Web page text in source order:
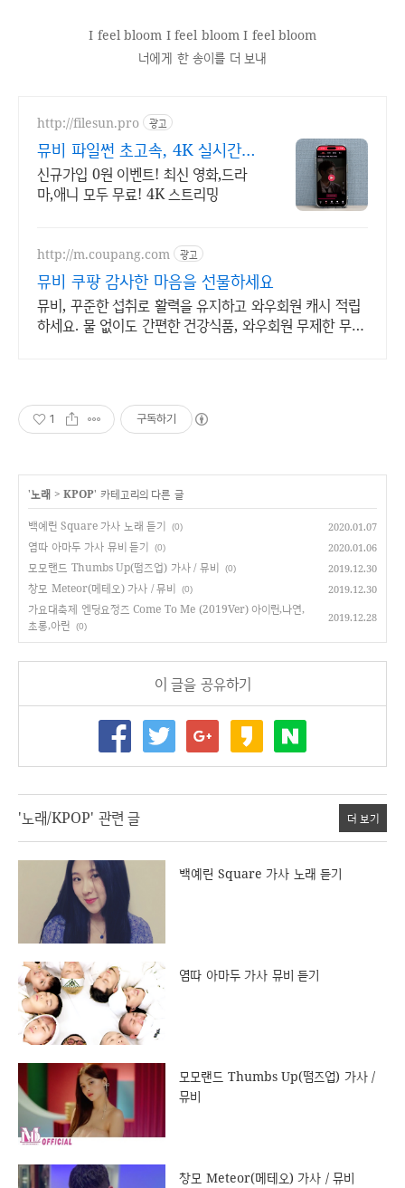
I feel bloom I feel bloom I feel bloom
너에게 한 송이를 더 보내
http://filesun.pro 광고
뮤비 파일썬 초고속, 4K 실시간
보기!
신규가입 0원 이벤트! 최신 영화,드라
마,애니 모두 무료! 4K 스트리밍
http://m.coupang.com 광고
뮤비 쿠팡 감사한 마음을 선물하세요
뮤비, 꾸준한 섭취로 활력을 유지하고 와우회원 캐시 적립
하세요. 물 없이도 간편한 건강식품, 와우회원 무제한 무료
1 구독하기
'노래 > KPOP' 카테고리의 다른 글
백예린 Square 가사 노래 듣기 (0) 2020.01.07
염따 아마두 가사 뮤비 듣기 (0) 2020.01.06
모모랜드 Thumbs Up(떰즈업) 가사 / 뮤비 (0) 2019.12.30
창모 Meteor(메테오) 가사 / 뮤비 (0) 2019.12.30
가요대축제 엔딩요정즈 Come To Me (2019Ver) 아이린,나연,
초롱,아린
(0)
2019.12.28
이 글을 공유하기
'노래/KPOP' 관련 글 더 보기
백예린 Square 가사 노래 듣기
염따 아마두 가사 뮤비 듣기
모모랜드 Thumbs Up(떰즈업) 가사 /
뮤비
창모 Meteor(메테오) 가사 / 뮤비